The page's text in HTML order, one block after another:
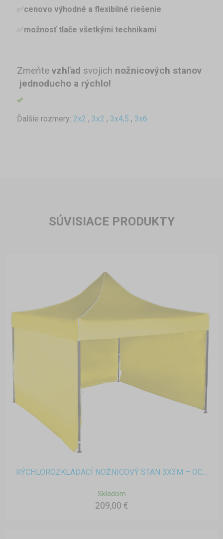
✅cenovo výhodné a flexibilné riešenie
✅možnosť tlače všetkými technikami
Zmeňte vzhľad svojich nožnicových stanov
jednoducho a rýchlo!
Ďalšie rozmery: 2x2 , 3x2 , 3x4,5 , 3x6
SÚVISIACE PRODUKTY
RÝCHLOROZKLADACÍ NOŽNICOVÝ STAN 3X3M – OC...
Skladom
209,00 €